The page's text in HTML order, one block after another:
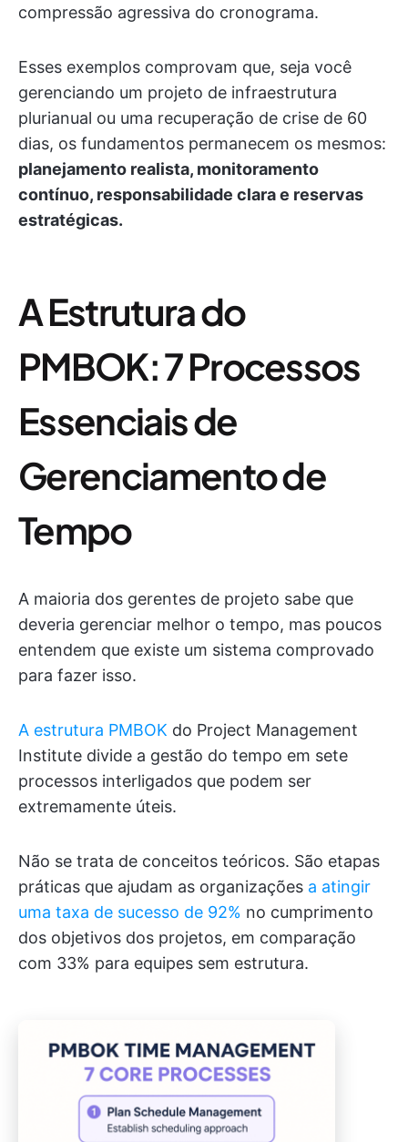
compressão agressiva do cronograma.
Esses exemplos comprovam que, seja você
gerenciando um projeto de infraestrutura
plurianual ou uma recuperação de crise de 60
dias, os fundamentos permanecem os mesmos:
planejamento realista, monitoramento
contínuo, responsabilidade clara e reservas
estratégicas.
A Estrutura do
PMBOK: 7 Processos
Essenciais de
Gerenciamento de
Tempo
A maioria dos gerentes de projeto sabe que
deveria gerenciar melhor o tempo, mas poucos
entendem que existe um sistema comprovado
para fazer isso.
A estrutura PMBOK do Project Management
Institute divide a gestão do tempo em sete
processos interligados que podem ser
extremamente úteis.
Não se trata de conceitos teóricos. São etapas
práticas que ajudam as organizações a atingir
uma taxa de sucesso de 92% no cumprimento
dos objetivos dos projetos, em comparação
com 33% para equipes sem estrutura.